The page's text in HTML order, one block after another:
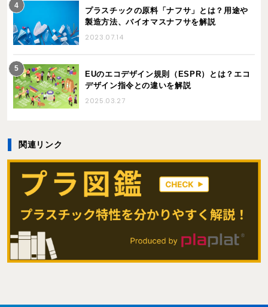
プラスチックの原料「ナフサ」とは？用途や
製造方法、バイオマスナフサを解説
2023.07.14
EUのエコデザイン規則（ESPR）とは？エコ
デザイン指令との違いを解説
2025.03.27
関連リンク